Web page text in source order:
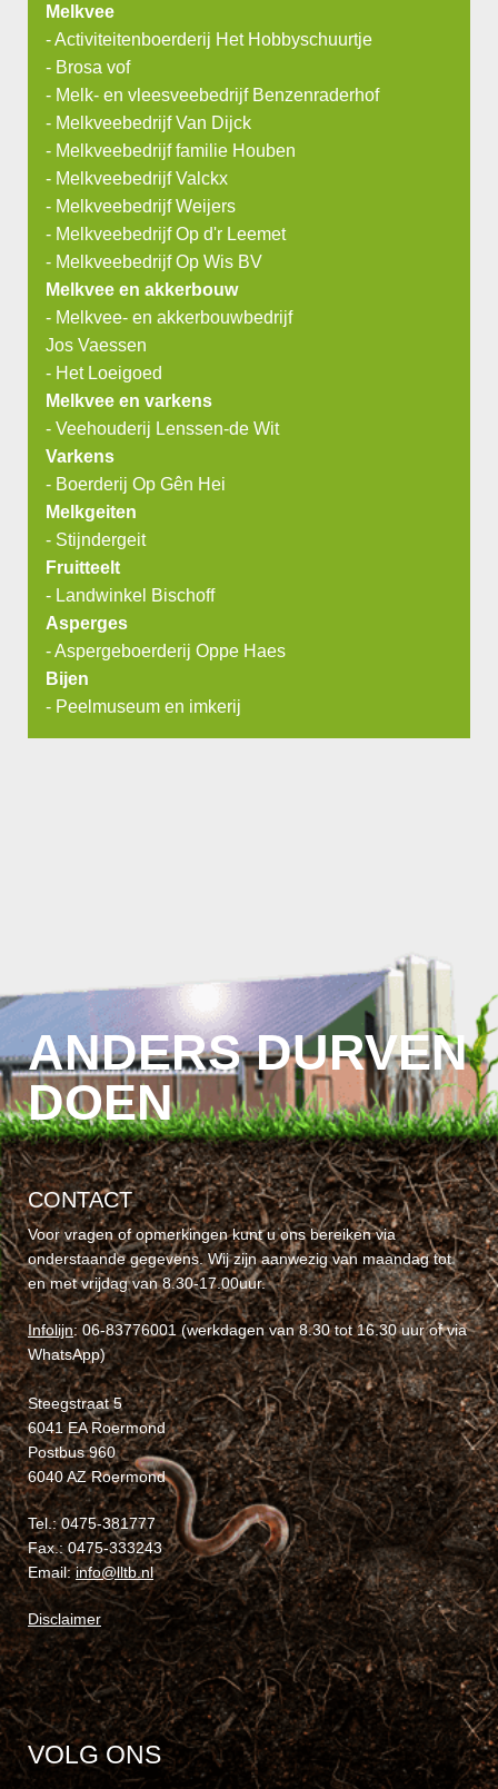
Melkvee
-Activiteitenboerderij Het Hobbyschuurtje
- Brosa vof
- Melk- en vleesveebedrijf Benzenraderhof
- Melkveebedrijf Van Dijck
- Melkveebedrijf familie Houben
- Melkveebedrijf Valckx
- Melkveebedrijf Weijers
- Melkveebedrijf Op d'r Leemet
- Melkveebedrijf Op Wis BV
Melkvee en akkerbouw
- Melkvee- en akkerbouwbedrijf
Jos Vaessen
- Het Loeigoed
Melkvee en varkens
- Veehouderij Lenssen-de Wit
Varkens
- Boerderij Op Gên Hei
Melkgeiten
- Stijndergeit
Fruitteelt
- Landwinkel Bischoff
Asperges
-Aspergeboerderij Oppe Haes
Bijen
- Peelmuseum en imkerij
ANDERS DURVEN
DOEN
CONTACT
Voor vragen of opmerkingen kunt u ons bereiken via
onderstaande gegevens. Wij zijn aanwezig van maandag tot
en met vrijdag van 8.30-17.00uur.
Infolijn: 06-83776001 (werkdagen van 8.30 tot 16.30 uur of via
WhatsApp)
Steegstraat 5
6041 EA Roermond
Postbus 960
6040 AZ Roermond
Tel.: 0475-381777
Fax.: 0475-333243
Email:info@lltb.nl
Disclaimer
VOLG ONS